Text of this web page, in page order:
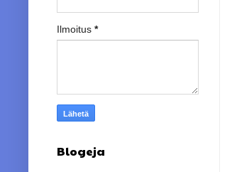
Ilmoitus *
Blogeja